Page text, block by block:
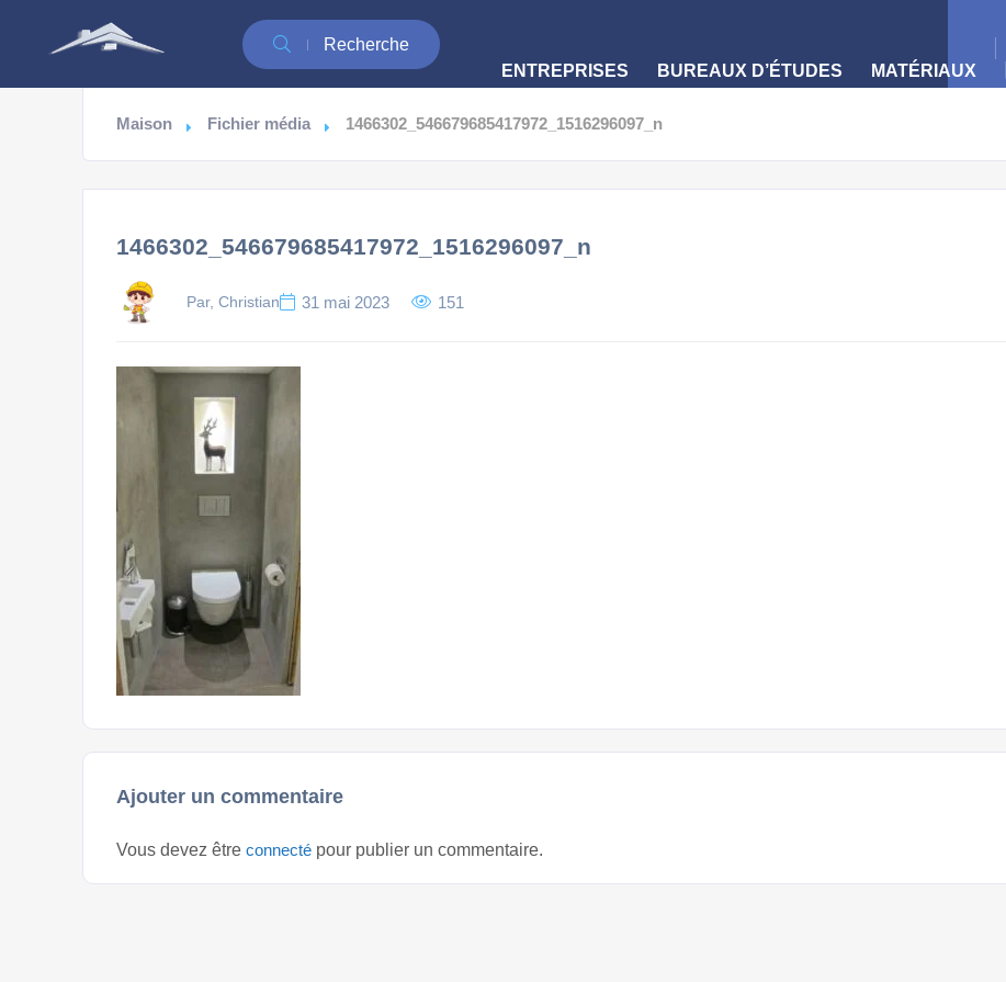
Recherche
ENTREPRISES BUREAUX D’ÉTUDES MATÉRIAUX
Maison Fichier média 1466302_546679685417972_1516296097_n
1466302_546679685417972_1516296097_n
Par, Christian 31 mai 2023 151
Ajouter un commentaire
Vous devez être connecté pour publier un commentaire.